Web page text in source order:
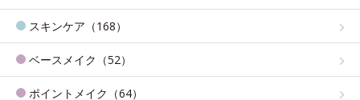
スキンケア（168）
ベースメイク（52）
ポイントメイク（64）